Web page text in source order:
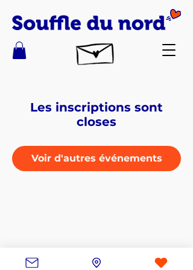
Les inscriptions sont
closes
Voir d'autres événements